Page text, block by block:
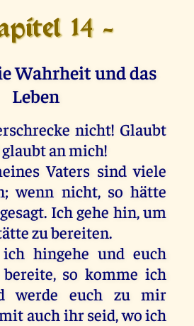
14 -
Wahrheit und das
Leben
nicht! Glaubt
glaubtanmich!
Vaters sind viele
;wenn nicht, so hätte
gesagt. Ichgehe hin,um
zubereiten.
ich hingehe und euch
bereite, so komme ich
werde euch zu mir
auchihrseid,woich